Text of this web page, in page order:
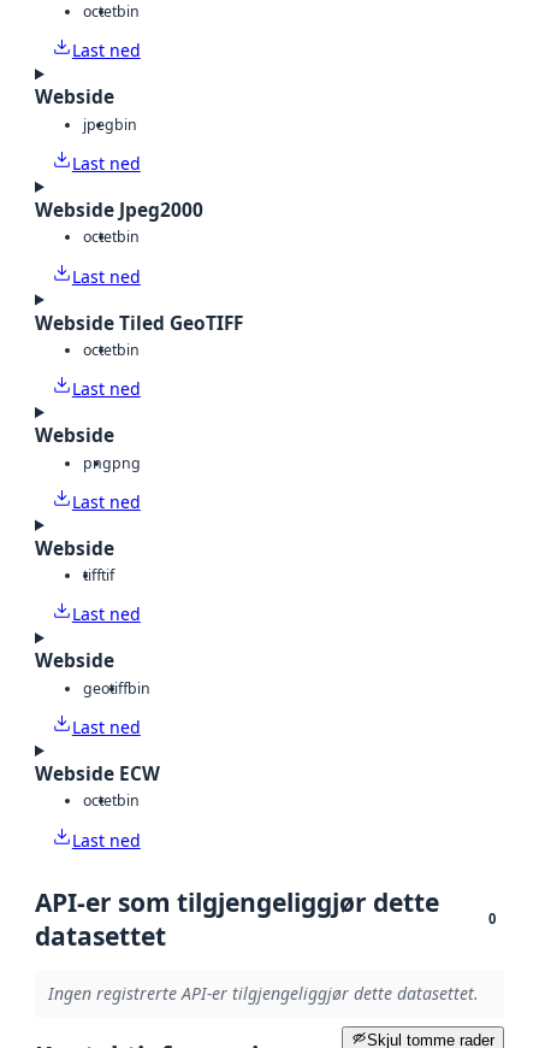
octetbin
Last ned
Webside
jpegbin
Last ned
Webside Jpeg2000
octetbin
Last ned
Webside Tiled GeoTIFF
octetbin
Last ned
Webside
pngpng
Last ned
Webside
tifftif
Last ned
Webside
geotiffbin
Last ned
Webside ECW
octetbin
Last ned
API-er som tilgjengeliggjør dette
datasettet
0
Ingen registrerte API-er tilgjengeliggjør dette datasettet.
Skjul tomme rader